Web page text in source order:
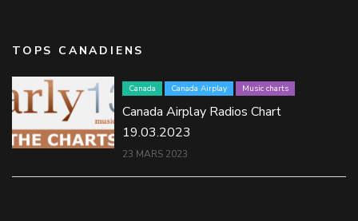
TOPS CANADIENS
Canada Canada Airplay Music charts
Canada Airplay Radios Chart
19.03.2023
23 MARS 2023